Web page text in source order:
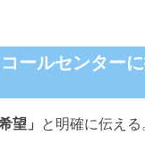
ールセンター
望」 と明確に伝える